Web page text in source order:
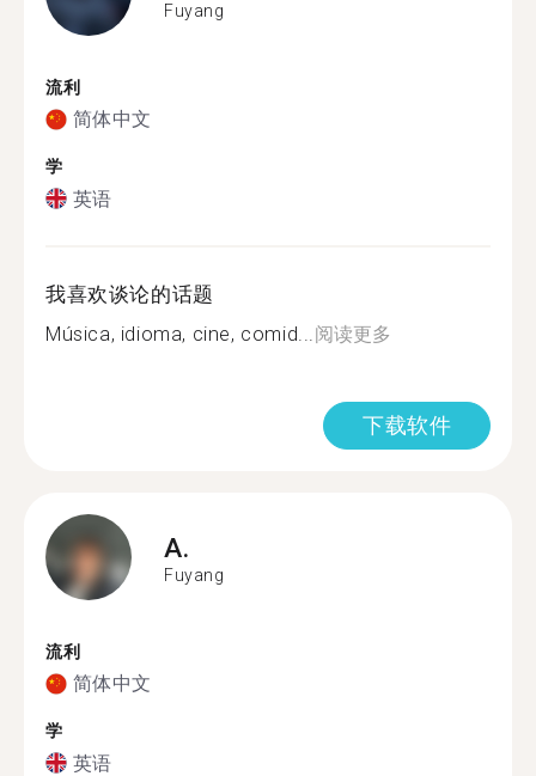
Fuyang
流利
简体中文
学
英语
我喜欢谈论的话题
Música, idioma, cine, comid... 阅读更多
下载软件
A.
Fuyang
流利
简体中文
学
英语